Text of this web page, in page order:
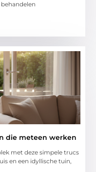
die meteen werken
met deze simpele trucs
en een idyllische tuin,